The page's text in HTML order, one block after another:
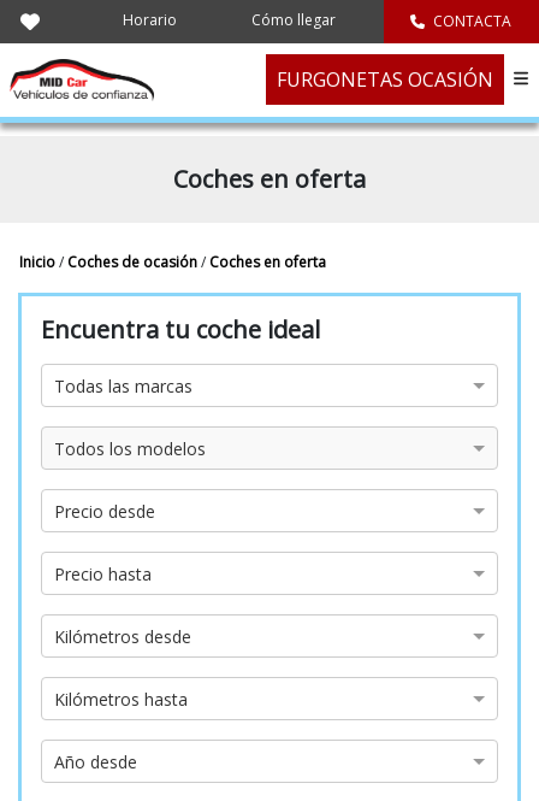
Horario Cómo llegar CONTACTA
FURGONETAS OCASIÓN
Coches en oferta
Inicio/ Coches de ocasión/ Coches en oferta
Encuentra tu coche ideal
Marca
Todas las marcas
Modelo
Todos los modelos
Precio
desde
Precio desde
Precio
hasta
Precio hasta
Kilómetros
desde
Kilómetros desde
Kilómetros
hasta
Kilómetros hasta
Año
desde
Año desde